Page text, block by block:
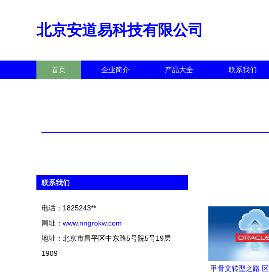
北京安道易科技有限公司
首页 企业简介 产品大全 联系我们
联系我们
电话：1825243**
网址： www.nngrokw.com
地址：北京市昌平区中东路5号院5号19层
1909
甲骨文转型之路